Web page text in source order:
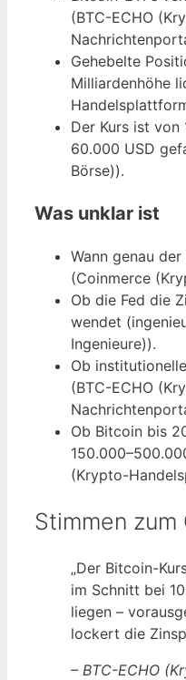
(BTC-ECHO
Gehebelte
Milliardenhöhe
Der Kurs ist von
60.000 USD
Börse)).
Was unklar ist
Wann genau
(Coinmerce
Ob die Fed die
wendet
Ingenieure)).
Ob
(BTC-ECHO
Ob Bitcoin bis
(Krypto-
Stimmen zum
„Der Bitcoin-
im Schnitt bei
liegen –
lockert die
– BTC-ECHO